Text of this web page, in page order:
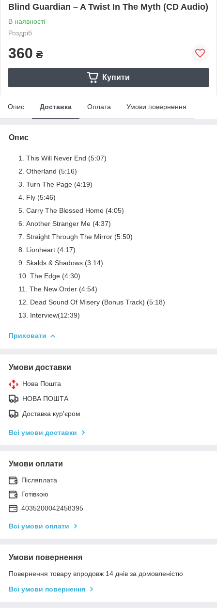
Blind Guardian – A Twist In The Myth (CD Audio)
В наявності
Роздріб
360 ₴
Купити
Опис Доставка Оплата Умови повернення
Опис
This Will Never End (5:07)
Otherland (5:16)
Turn The Page (4:19)
Fly (5:46)
Carry The Blessed Home (4:05)
Another Stranger Me (4:37)
Straight Through The Mirror (5:50)
Lionheart (4:17)
Skalds & Shadows (3:14)
The Edge (4:30)
The New Order (4:54)
Dead Sound Of Misery (Bonus Track) (5:18)
Interview(12:39)
Приховати
Умови доставки
Нова Пошта
НОВА ПОШТА
Доставка кур'єром
Всі умови доставки
Умови оплати
Післяплата
Готівкою
4035200042458395
Всі умови оплати
Умови повернення
Повернення товару впродовж 14 днів за домовленістю
Всі умови повернення